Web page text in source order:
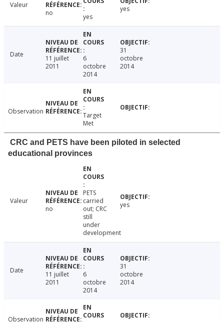
Valeur
no
yes
yes
Date
11 juillet
2011
6
octobre
2014
31
octobre
2014
Observation
Target
Met
CRC and PETS have been piloted in selected
educational provinces
Valeur
no
PETS
carried
out; CRC
still
under
development
yes
Date
11 juillet
2011
6
octobre
2014
31
octobre
2014
Observation